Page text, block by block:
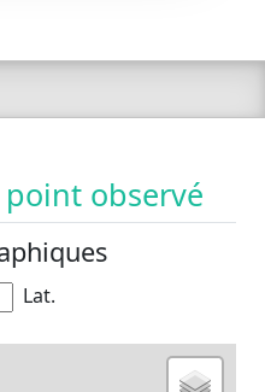
observé
Lat.